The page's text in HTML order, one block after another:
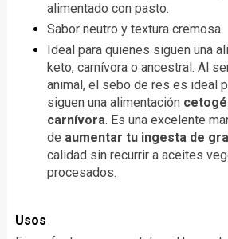
alimentado con pasto.
Sabor neutro y textura cremosa.
Ideal para quienes siguen una
keto, carnívora o ancestral. Al
animal, el sebo de res es ideal
siguen una alimentación
carnívora. Es una excelente
de aumentar tu ingesta de
calidad sin recurrir a aceites
procesados.
Usos